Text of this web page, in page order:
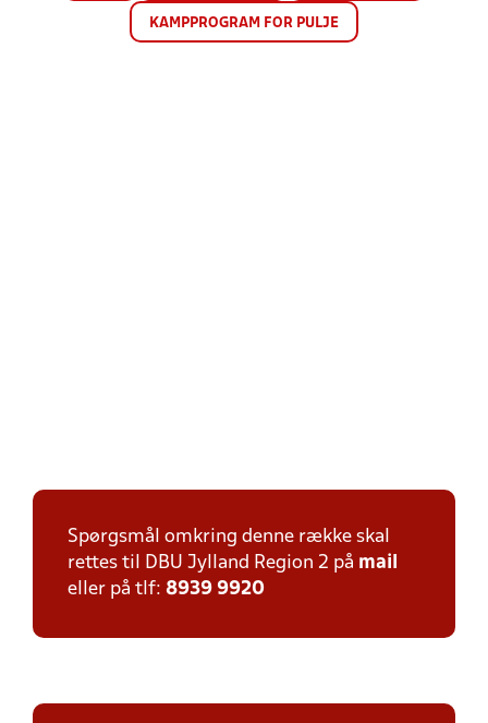
KAMPPROGRAM FOR PULJE
Spørgsmål omkring denne række skal
rettes til DBU Jylland Region 2 på mail
eller på tlf: 8939 9920